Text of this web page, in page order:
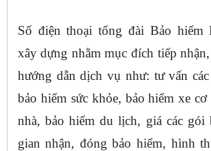
Số điện thoại tổng đài Bảo hiểm
xây dựng nhằm mục đích tiếp
hướng dẫn dịch vụ như: tư vấn
bảo hiểm sức khỏe, bảo hiểm xe
nhà, bảo hiểm du lịch, giá các gói
gian nhận, đóng bảo hiểm, hình